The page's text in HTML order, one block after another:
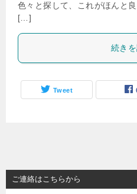
色々と探して、これがほんと
[…]
続き
Tweet
ご連絡はこちらから